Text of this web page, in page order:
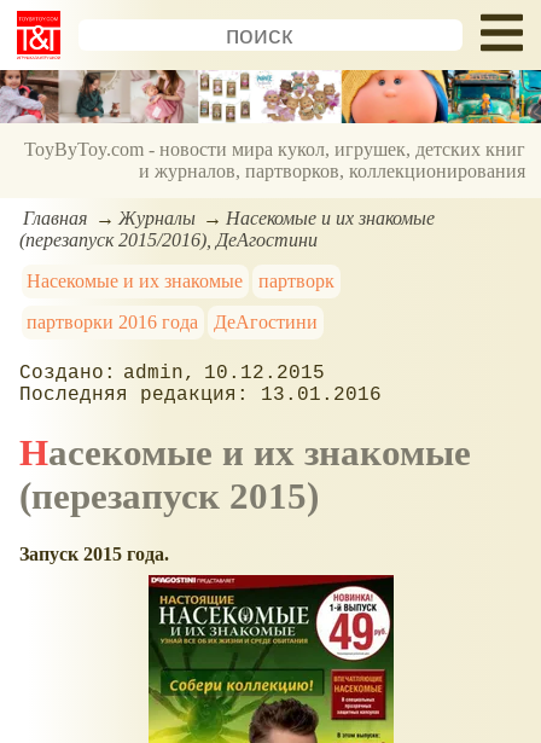
ToyByToy.com - новости мира кукол, игрушек, детских книг
и журналов, партворков, коллекционирования
Главная Журналы
Насекомые и их знакомые
(перезапуск 2015/2016), ДеАгостини
Насекомые и их знакомые
партворк
партворки 2016 года
ДеАгостини
admin
10.12.2015
13.01.2016
Насекомые и их знакомые
(перезапуск 2015)
Запуск 2015 года.